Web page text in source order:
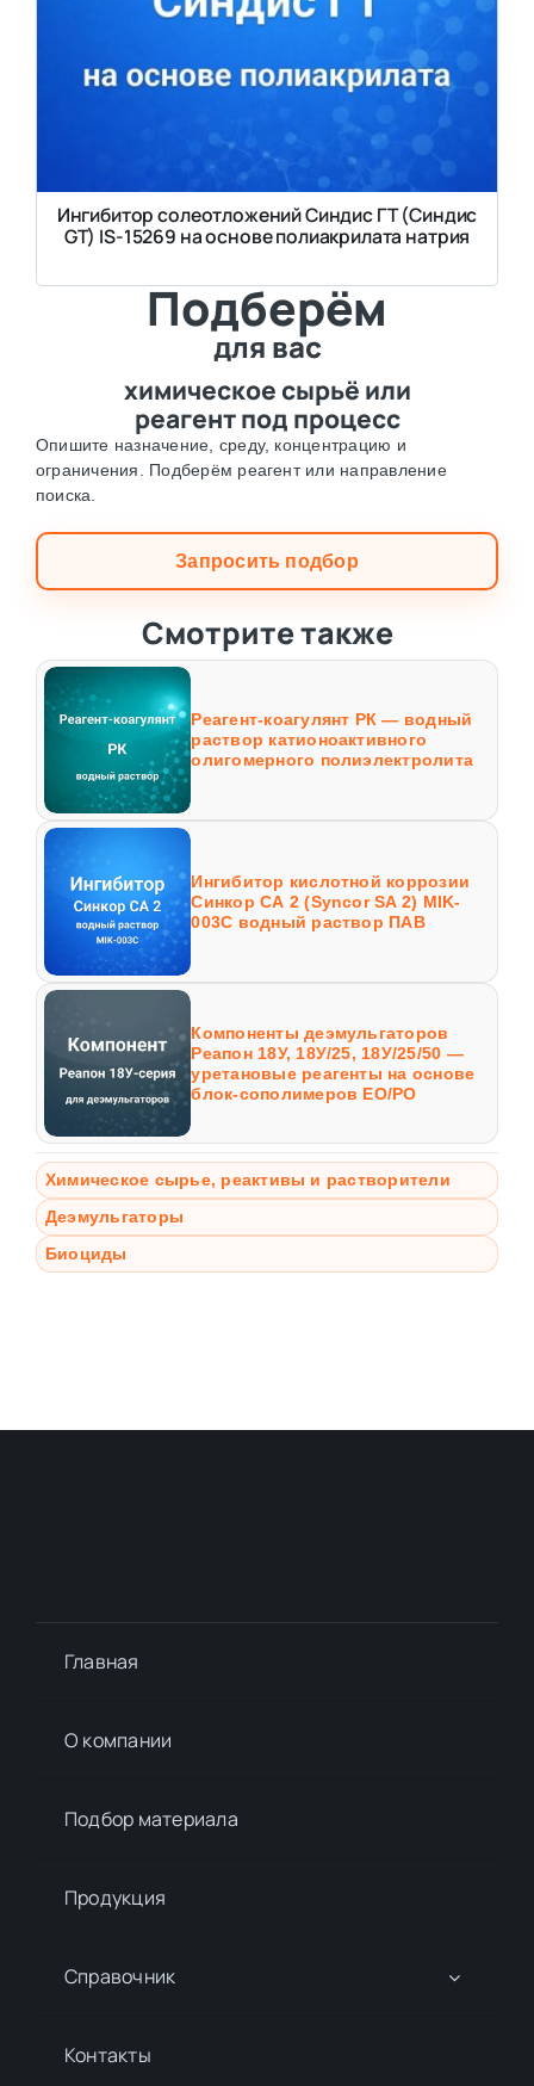
Ингибитор солеотложений Синдис ГТ (Синдис
GT) IS-15269 на основе полиакрилата натрия
Подберём
для вас
химическое сырьё или
реагент под процесс
Опишите назначение, среду, концентрацию и
ограничения. Подберём реагент или направление
поиска.
Запросить подбор
Смотрите также
Реагент-коагулянт РК — водный
раствор катионоактивного
олигомерного полиэлектролита
Ингибитор кислотной коррозии
Синкор СА 2 (Syncor SA 2) MIK-
003C водный раствор ПАВ
Компоненты деэмульгаторов
Реапон 18У, 18У/25, 18У/25/50 —
уретановые реагенты на основе
блок-сополимеров EO/PO
Химическое сырье, реактивы и растворители
Деэмульгаторы
Биоциды
Главная
О компании
Подбор материалa
Продукция
Справочник
Контакты